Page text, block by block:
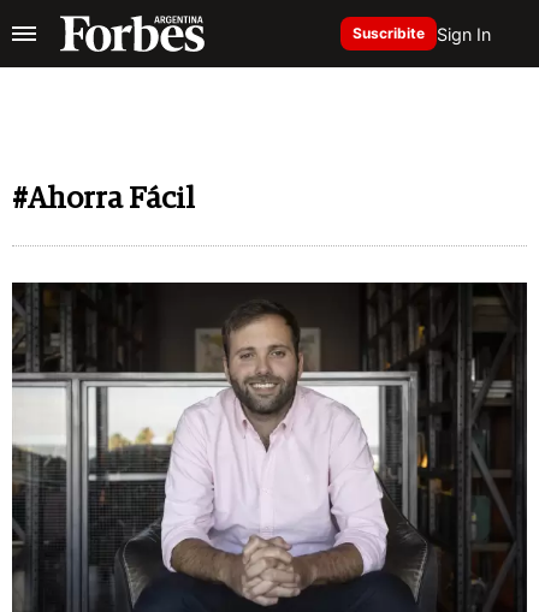
Suscribite Sign In
#Ahorra Fácil